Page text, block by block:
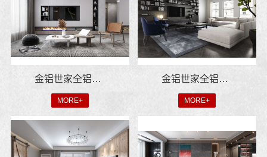
金铝世家全铝整装：打造环保家居新标杆
MORE+
金铝世家全铝整装：打造环保家居新标杆
MORE+